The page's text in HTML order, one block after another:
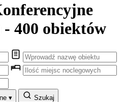
- 400 obiektów
▾ Szukaj